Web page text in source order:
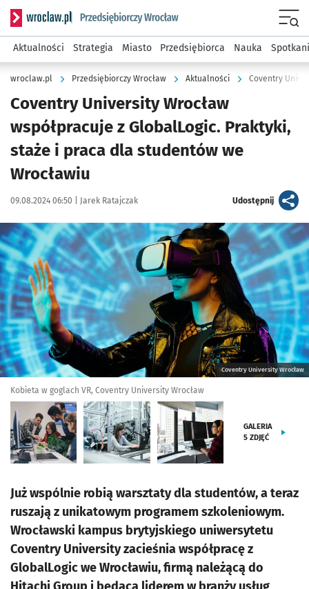
Serwis informacyjny wroclaw.pl podserwis: Strategia
Aktualności Strategia Miasto Przedsiębiorca Nauka
wroclaw.pl Przedsiębiorczy Wrocław Aktualności Coventry
Coventry University Wrocław
współpracuje z GlobalLogic. Praktyki,
staże i praca dla studentów we
Wrocławiu
Data publikacji:
09.08.2024 06:50 | Autor:
Jarek Ratajczak Udostępnijartykuł
Kliknij, aby zobaczyć galerię
Coventry University Wrocław
Kobieta w goglach VR, Coventry University Wrocław
GALERIA
5 ZDJĘĆ
Już wspólnie robią warsztaty dla studentów, a teraz
ruszają z unikatowym programem szkoleniowym.
Wrocławski kampus brytyjskiego uniwersytetu
Coventry University zacieśnia współpracę z
GlobalLogic we Wrocławiu, firmą należącą do